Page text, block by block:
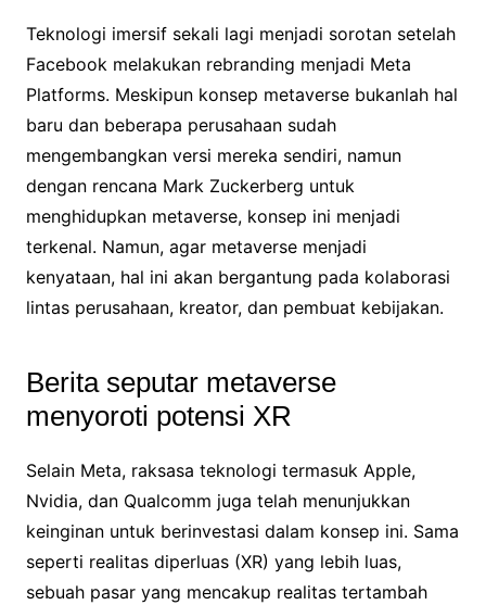
Teknologi imersif sekali lagi menjadi sorotan setelah
Facebook melakukan rebranding menjadi Meta
Platforms. Meskipun konsep metaverse bukanlah hal
baru dan beberapa perusahaan sudah
mengembangkan versi mereka sendiri, namun
dengan rencana Mark Zuckerberg untuk
menghidupkan metaverse, konsep ini menjadi
terkenal. Namun, agar metaverse menjadi
kenyataan, hal ini akan bergantung pada kolaborasi
lintas perusahaan, kreator, dan pembuat kebijakan.
Berita seputar metaverse
menyoroti potensi XR
Selain Meta, raksasa teknologi termasuk Apple,
Nvidia, dan Qualcomm juga telah menunjukkan
keinginan untuk berinvestasi dalam konsep ini. Sama
seperti realitas diperluas (XR) yang lebih luas,
sebuah pasar yang mencakup realitas tertambah